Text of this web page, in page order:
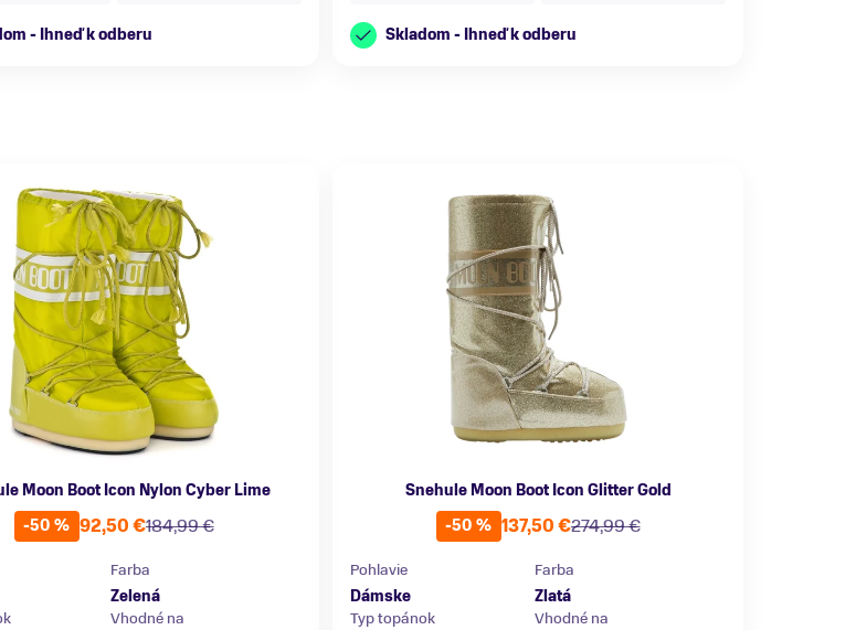
- Ihneď k odberu Skladom - Ihneď k odberu
Moon Boot Icon Nylon Cyber Lime
-50 %
184,99 €
92,50 €
Farba
Zelená
Vhodné na
Snehule Moon Boot Icon Glitter Gold
-50 %
274,99 €
137,50 €
Pohlavie
Dámske
Farba
Zlatá
Typ topánok
Vhodné na